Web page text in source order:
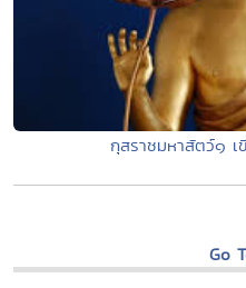
กุสราชมหาสัตว์๑ เ
Go